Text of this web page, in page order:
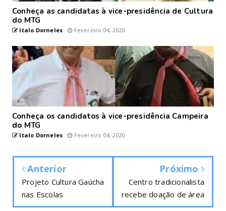
Conheça as candidatas à vice-presidência de Cultura
do MTG
Italo Dorneles Fevereiro 04, 2020
Conheça os candidatos à vice-presidência Campeira
do MTG
Italo Dorneles Fevereiro 04, 2020
Anterior
Projeto Cultura Gaúcha
nas Escolas
Próximo
Centro tradicionalista
recebe doação de área